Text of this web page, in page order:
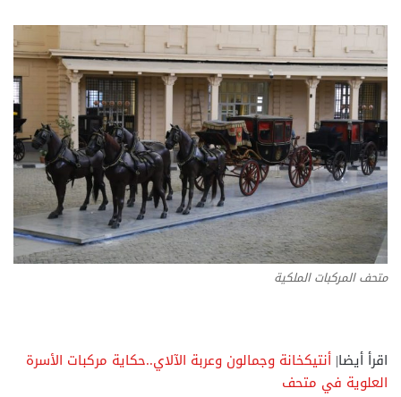
متحف المركبات الملكية
اقرأ أيضا| أنتيكخانة وجمالون وعربة الآلاي..حكاية مركبات الأسرة
العلوية في متحف